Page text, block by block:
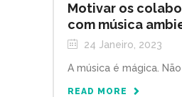
Motivar os
com música
24 Janeiro, 2023
A música é mágica. Não
READ MORE